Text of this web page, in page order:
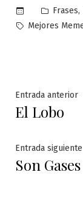
en
Frases,
Etiquetas:
Mejores
de
entradas
Entrada anterior
El Lobo
Entrada siguiente
Son Gases